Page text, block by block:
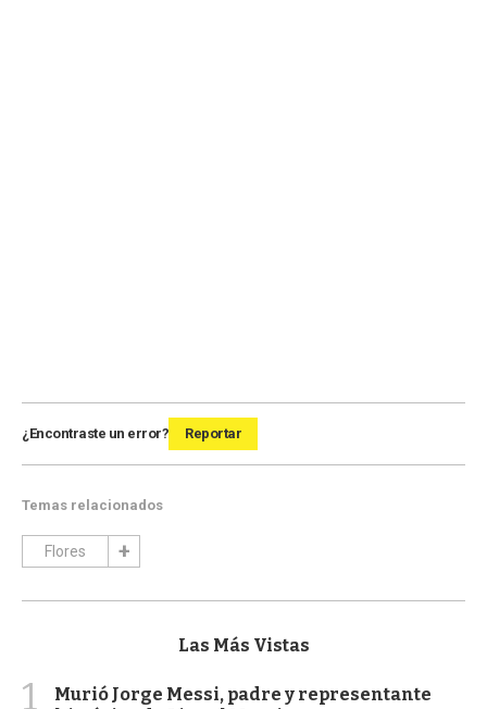
¿Encontraste un error? Reportar
Temas relacionados
Flores
Las Más Vistas
1
Murió Jorge Messi, padre y representante